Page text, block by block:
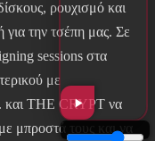
ρουχισμό και
για την τσέπη μας. Σε
sessions στα
με
THE CRYPT να
μπροστά τους και να